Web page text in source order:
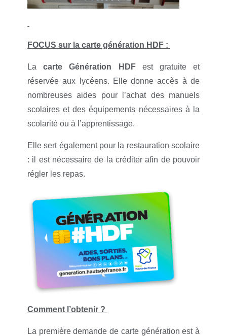
FOCUS sur la carte génération HDF :
Lacarte Génération HDFest gratuite et
réservée aux lycéens. Elle donne accès à de
nombreuses aides pour l’achat des manuels
scolaires et des équipements nécessaires à la
scolarité ou à l’apprentissage.
Elle sert également pour la restauration scolaire
: il est nécessaire de la créditer afin de pouvoir
régler les repas.
Comment l’obtenir ?
La première demande de carte génération est à